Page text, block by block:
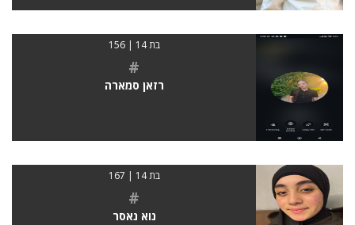
בת 14 | 156
#
רזאן סמארה
בת 14 | 167
#
נוא נאסר